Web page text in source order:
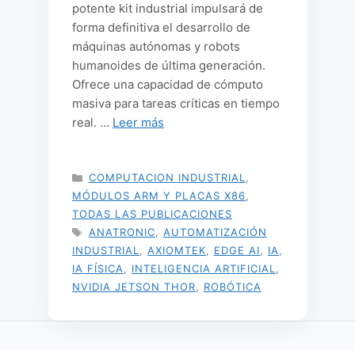
potente kit industrial impulsará de
forma definitiva el desarrollo de
máquinas autónomas y robots
humanoides de última generación.
Ofrece una capacidad de cómputo
masiva para tareas críticas en tiempo
real. … Leer más
CATEGORÍAS
COMPUTACION INDUSTRIAL
MÓDULOS ARM Y PLACAS X86
TODAS LAS PUBLICACIONES
ETIQUETAS
ANATRONIC
AUTOMATIZACIÓN
INDUSTRIAL
AXIOMTEK EDGE AI IA
IA FÍSICA
INTELIGENCIA ARTIFICIAL
NVIDIA JETSON THOR
ROBÓTICA